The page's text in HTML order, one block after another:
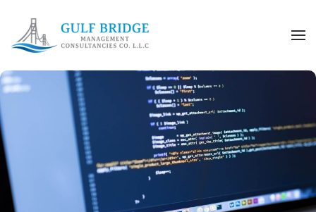
Skip to main content